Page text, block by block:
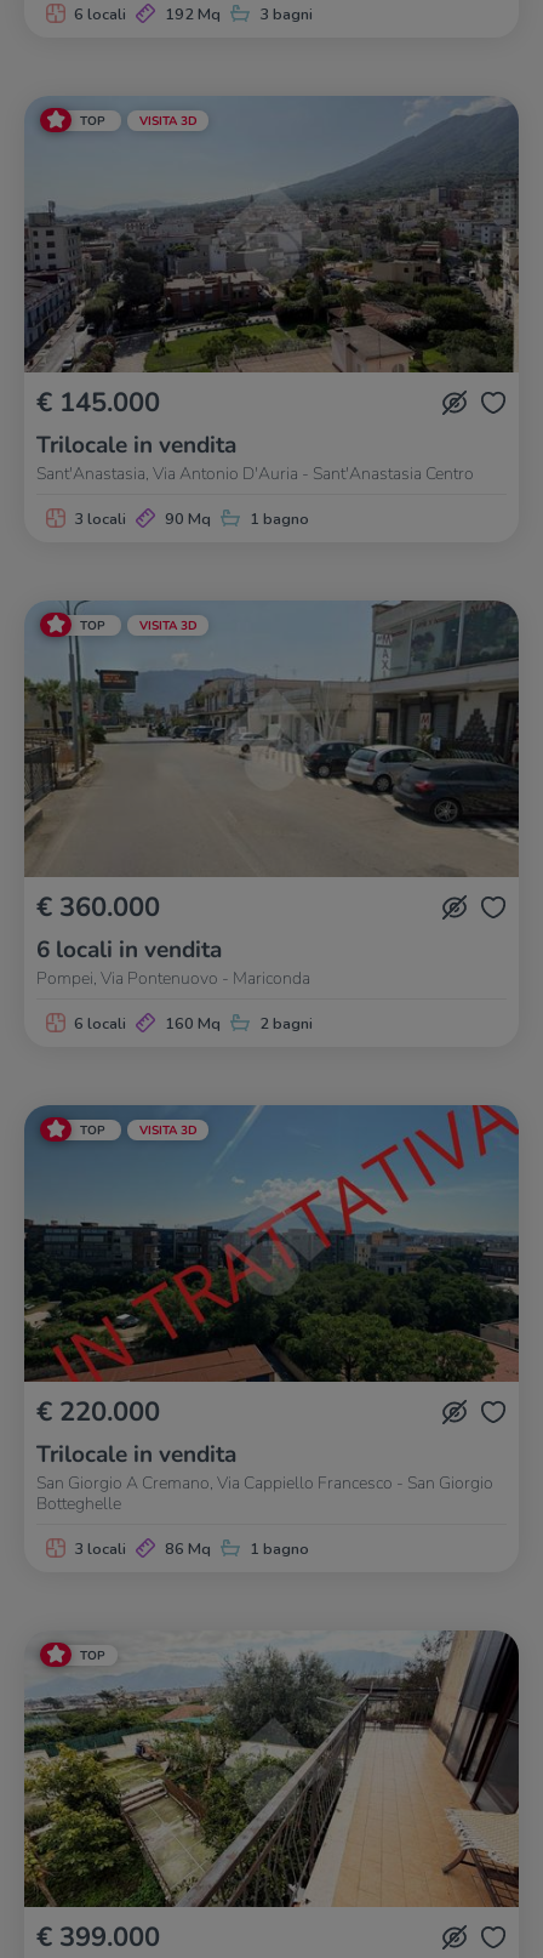
6 locali 192 Mq 3 bagni
TOP VISITA 3D
€ 145.000
Trilocale in vendita
Sant'Anastasia, Via Antonio D'Auria - Sant'Anastasia Centro
3 locali 90 Mq 1 bagno
TOP VISITA 3D
€ 360.000
6 locali in vendita
Pompei, Via Pontenuovo - Mariconda
6 locali 160 Mq 2 bagni
TOP VISITA 3D
€ 220.000
Trilocale in vendita
San Giorgio A Cremano, Via Cappiello Francesco - San Giorgio
Botteghelle
3 locali 86 Mq 1 bagno
TOP
€ 399.000